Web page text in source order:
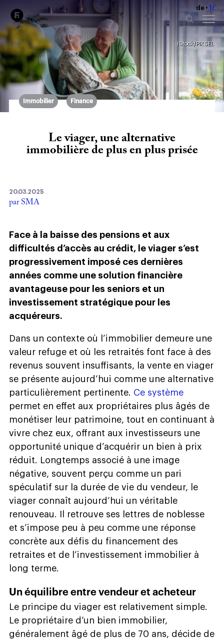
de fr
iStock/PIKSEL
Immobilier Finance
Le viager, une alternative
immobilière de plus en plus prisée
20.03.2025
par SMA
Face à la baisse des pensions et aux
difficultés d’accès au crédit, le viager s’est
progressivement imposé ces dernières
années comme une solution financière
avantageuse pour les seniors et un
investissement stratégique pour les
acquéreurs.
Dans un contexte où l’immobilier demeure une
valeur refuge et où les retraités font face à des
revenus souvent insuffisants, la vente en viager
se présente aujourd’hui comme une alternative
particulièrement pertinente. Ce système
permet en effet aux propriétaires plus âgés de
monétiser leur patrimoine, tout en continuant à
vivre chez eux, offrant aux investisseurs une
opportunité unique d’acquérir un bien à prix
réduit. Longtemps associé à une image
négative, souvent perçu comme un pari
spéculatif sur la durée de vie du vendeur, le
viager connaît aujourd’hui un véritable
renouveau. Il retrouve ses lettres de noblesse
et s’impose peu à peu comme une réponse
concrète aux défis du financement des
retraites et de l’investissement immobilier à
long terme.
Un équilibre entre vendeur et acheteur
Le principe du viager est relativement simple.
Le propriétaire d’un bien immobilier,
généralement âgé de plus de 70 ans, décide de